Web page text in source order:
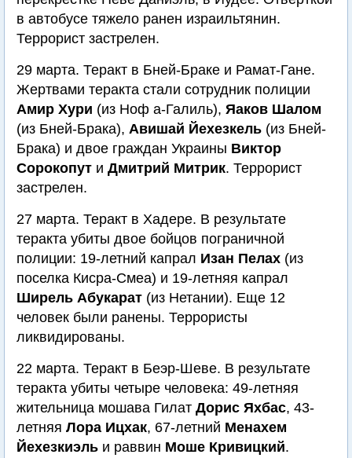
в автобусе тяжело ранен израильтянин.
Террорист застрелен.
29 марта. Теракт в Бней-Браке и Рамат-Гане.
Жертвами теракта стали сотрудник полиции
Амир Хури (из Ноф а-Галиль), Яаков Шалом
(из Бней-Брака), Авишай Йехезкель (из Бней-
Брака) и двое граждан Украины Виктор
Сорокопут и Дмитрий Митрик. Террорист
застрелен.
27 марта. Теракт в Хадере. В результате
теракта убиты двое бойцов пограничной
полиции: 19-летний капрал Изан Пелах (из
поселка Кисра-Смеа) и 19-летняя капрал
Ширель Абукарат (из Нетании). Еще 12
человек были ранены. Террористы
ликвидированы.
22 марта. Теракт в Беэр-Шеве. В результате
теракта убиты четыре человека: 49-летняя
жительница мошава Гилат Дорис Яхбас, 43-
летняя Лора Ицхак, 67-летний Менахем
Йехезкиэль и раввин Моше Кривицкий.